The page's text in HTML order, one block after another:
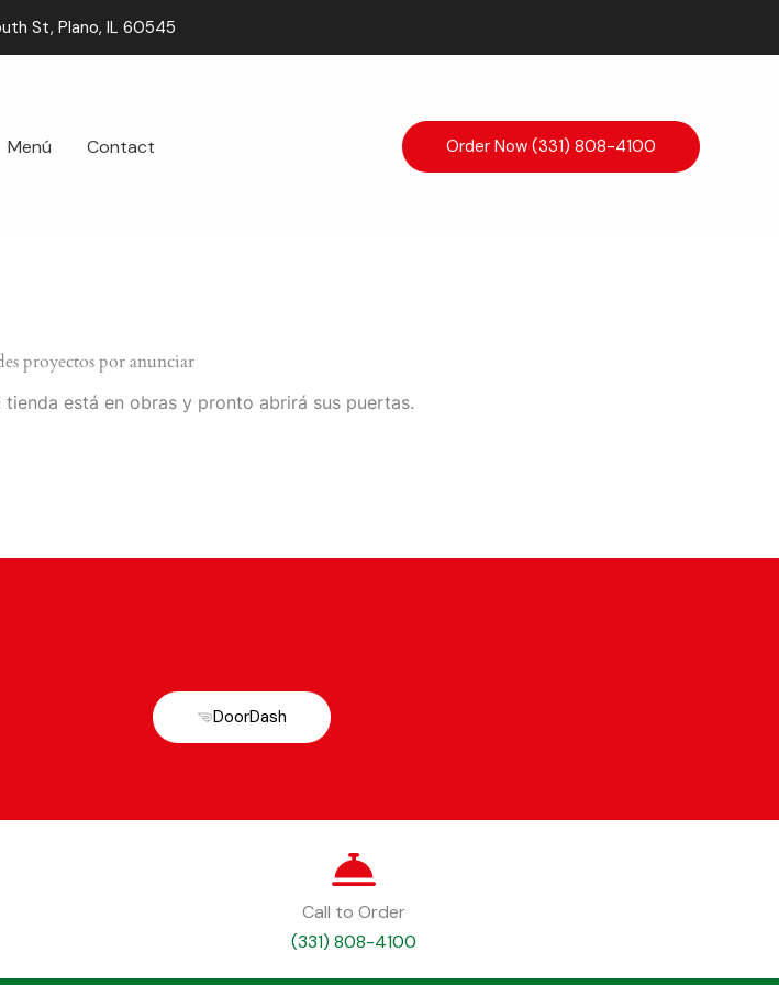
St, Plano, IL 60545
Menú Contact Order Now (331) 808-4100
proyectos por anunciar
está en obras y pronto abrirá sus puertas.
DoorDash
Call to Order
(331) 808-4100